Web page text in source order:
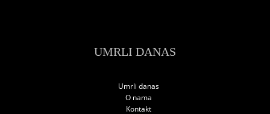
UMRLI DANAS
Umrli danas
O nama
Kontakt